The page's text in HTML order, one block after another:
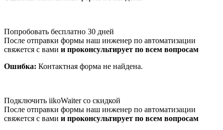
Попробовать бесплатно 30 дней
После отправки формы наш инженер по автоматизации
свяжется с вами и проконсультирует по всем вопросам
Ошибка: Контактная форма не найдена.
Подключить iikoWaiter со скидкой
После отправки формы наш инженер по автоматизации
свяжется с вами и проконсультирует по всем вопросам